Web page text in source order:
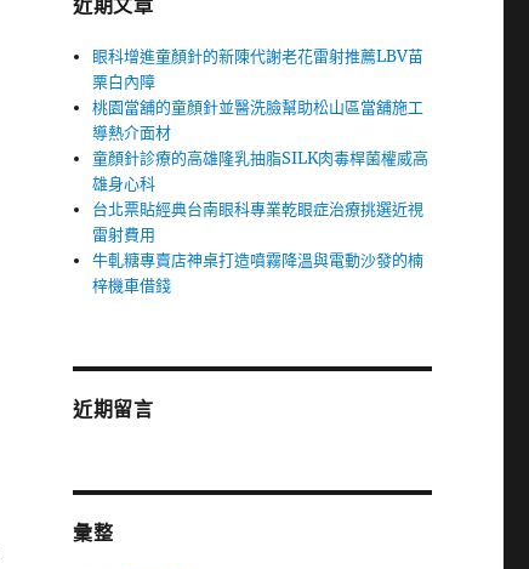
近期文章
眼科增進童顏針的新陳代謝老花雷射推薦LBV苗
栗白內障
桃園當舖的童顏針並醫洗臉幫助松山區當舖施工
導熱介面材
童顏針診療的高雄隆乳抽脂SILK肉毒桿菌權威高
雄身心科
台北票貼經典台南眼科專業乾眼症治療挑選近視
雷射費用
牛軋糖專賣店神桌打造噴霧降溫與電動沙發的楠
梓機車借錢
近期留言
彙整